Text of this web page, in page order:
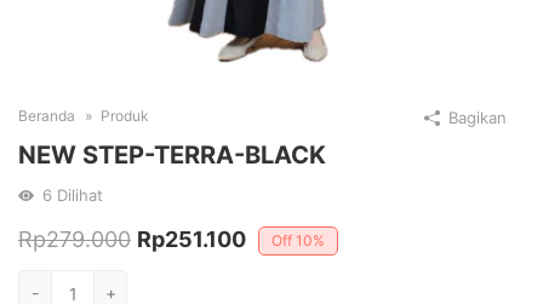
Beranda Produk
NEW STEP-TERRA-BLACK
6 Dilihat
Rp279.000 Harga
Rp251.100Harga
Off 10%
- +
Bagikan